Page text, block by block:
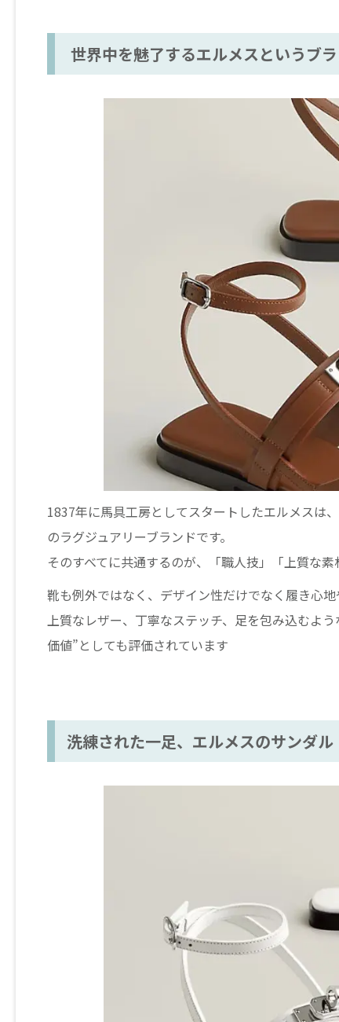
世界中を魅了するエルメスというブ
1837年に馬具工房としてスタートしたエルメスは
のラグジュアリーブランドです。
そのすべてに共通するのが、「職人技」「上質な素
靴も例外ではなく、デザイン性だけでなく履き心
上質なレザー、丁寧なステッチ、足を包み込むよ
価値”としても評価されています
洗練された一足、エルメスのサンダ